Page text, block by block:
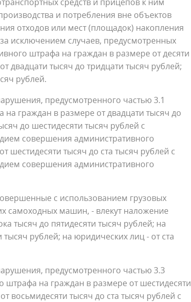
и потребления вне объектов
отходов или мест (площадок) накопления
исключением случаев, предусмотренных
штрафа на граждан в размере от десяти
двадцати тысяч до тридцати тысяч рублей;
рублей.
предусмотренного частью 3.1
на граждан в размере от двадцати тысяч до
до шестидесяти тысяч рублей с
совершения административного
шестидесяти тысяч до ста тысяч рублей с
совершения административного
с использованием грузовых
самоходных машин, - влекут наложение
тысяч до пятидесяти тысяч рублей; на
рублей; на юридических лиц - от ста
предусмотренного частью 3.3
штрафа на граждан в размере от шестидесяти
восьмидесяти тысяч до ста тысяч рублей с